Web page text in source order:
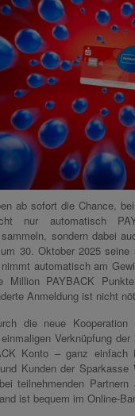
ab sofort die Chance,
nur automatisch
sondern dabei
30. Oktober 2025 seine
automatisch am
Million PAYBACK
Anmeldung ist nicht
die neue Kooperation
Verknüpfung
Konto – ganz einfach
Kunden der Sparkasse
teilnehmenden Partnern
ist bequem im Online-